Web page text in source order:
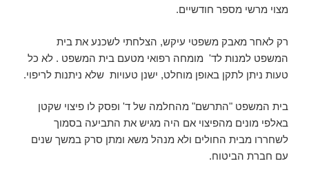
מצוי מרשי מספר חודשיים.
רק לאחר מאבק משפטי עיקש, הצלחתי לשכנע את בית
המשפט למנות לד' מומחה רפואי מטעם בית המשפט . לא כל
טעות ניתן לתקן באופן מוחלט, ישנן טעויות שלא ניתנות לריפוי.
בית המשפט "התרשם" מהחלמה של ד' ופסק לו פיצוי שקטן
באלפי מונים מהפיצוי אם היה מגיש את התביעה בסמוך
לשחררו מבית החולים ולא מנהל משא ומתן סרק במשך שנים
עם חברת הביטוח.